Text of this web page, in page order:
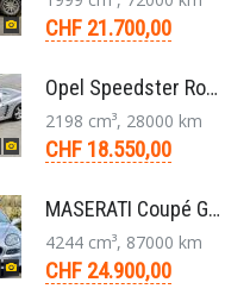
CHF 21.700,00
Opel Speedster Roadster 2.2 L Targa 5-Gang 2002
2198 cm³, 28000 km
CHF 18.550,00
MASERATI Coupé GT Cambiocorsa 4,2 V8 Aut. 2005
4244 cm³, 87000 km
CHF 24.900,00